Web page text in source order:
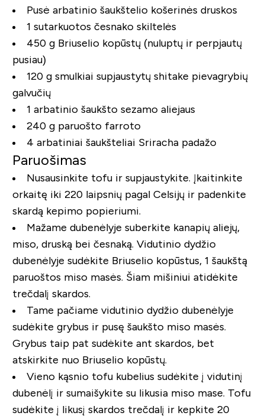
Pusė arbatinio šaukštelio košerinės druskos
1 sutarkuotos česnako skiltelės
450 g Briuselio kopūstų (nuluptų ir perpjautų
pusiau)
120 g smulkiai supjaustytų shitake pievagrybių
galvučių
1 arbatinio šaukšto sezamo aliejaus
240 g paruošto farroto
4 arbatiniai šaukšteliai Sriracha padažo
Paruošimas
Nusausinkite tofu ir supjaustykite. Įkaitinkite
orkaitę iki 220 laipsnių pagal Celsijų ir padenkite
skardą kepimo popieriumi.
Mažame dubenėlyje suberkite kanapių aliejų,
miso, druską bei česnaką. Vidutinio dydžio
dubenėlyje sudėkite Briuselio kopūstus, 1 šaukštą
paruoštos miso masės. Šiam mišiniui atidėkite
trečdalį skardos.
Tame pačiame vidutinio dydžio dubenėlyje
sudėkite grybus ir pusę šaukšto miso masės.
Grybus taip pat sudėkite ant skardos, bet
atskirkite nuo Briuselio kopūstų.
Vieno kąsnio tofu kubelius sudėkite į vidutinį
dubenėlį ir sumaišykite su likusia miso mase. Tofu
sudėkite į likusį skardos trečdalį ir kepkite 20